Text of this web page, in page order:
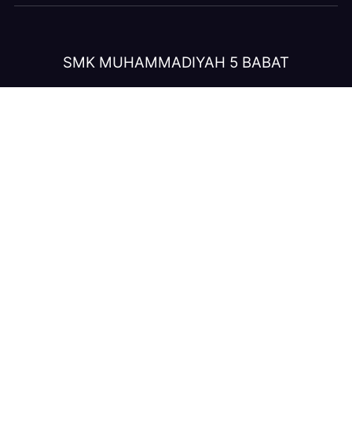
SMK MUHAMMADIYAH 5 BABAT